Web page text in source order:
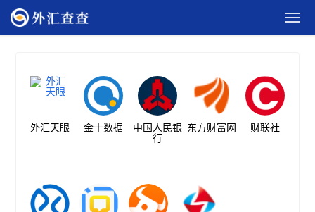
外汇天眼 金十数据
中国人民银
行
东方财富网 财联社